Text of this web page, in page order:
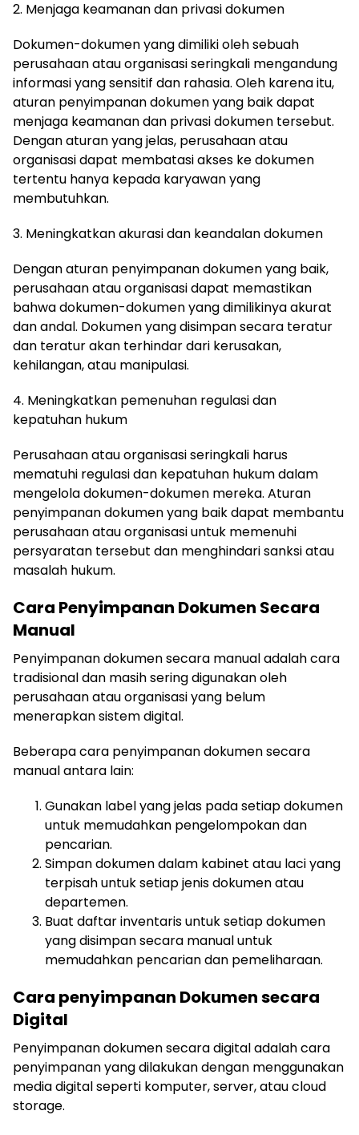
2. Menjaga keamanan dan privasi dokumen
Dokumen-dokumen yang dimiliki oleh sebuah
perusahaan atau organisasi seringkali mengandung
informasi yang sensitif dan rahasia. Oleh karena itu,
aturan penyimpanan dokumen yang baik dapat
menjaga keamanan dan privasi dokumen tersebut.
Dengan aturan yang jelas, perusahaan atau
organisasi dapat membatasi akses ke dokumen
tertentu hanya kepada karyawan yang
membutuhkan.
3. Meningkatkan akurasi dan keandalan dokumen
Dengan aturan penyimpanan dokumen yang baik,
perusahaan atau organisasi dapat memastikan
bahwa dokumen-dokumen yang dimilikinya akurat
dan andal. Dokumen yang disimpan secara teratur
dan teratur akan terhindar dari kerusakan,
kehilangan, atau manipulasi.
4. Meningkatkan pemenuhan regulasi dan
kepatuhan hukum
Perusahaan atau organisasi seringkali harus
mematuhi regulasi dan kepatuhan hukum dalam
mengelola dokumen-dokumen mereka. Aturan
penyimpanan dokumen yang baik dapat membantu
perusahaan atau organisasi untuk memenuhi
persyaratan tersebut dan menghindari sanksi atau
masalah hukum.
Cara Penyimpanan Dokumen Secara
Manual
Penyimpanan dokumen secara manual adalah cara
tradisional dan masih sering digunakan oleh
perusahaan atau organisasi yang belum
menerapkan sistem digital.
Beberapa cara penyimpanan dokumen secara
manual antara lain:
Gunakan label yang jelas pada setiap dokumen
untuk memudahkan pengelompokan dan
pencarian.
Simpan dokumen dalam kabinet atau laci yang
terpisah untuk setiap jenis dokumen atau
departemen.
Buat daftar inventaris untuk setiap dokumen
yang disimpan secara manual untuk
memudahkan pencarian dan pemeliharaan.
Cara penyimpanan Dokumen secara
Digital
Penyimpanan dokumen secara digital adalah cara
penyimpanan yang dilakukan dengan menggunakan
media digital seperti komputer, server, atau cloud
storage.